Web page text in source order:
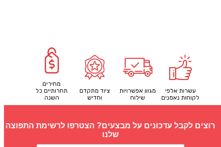
מחירים
תחרותיים כל
השנה
ציוד מתקדם
וחדיש
מגוון אפשרויות
שילוח
עשרות אלפי
לקוחות נאמנים
רוצים לקבל עדכונים על מבצעים? הצטרפו לרשימת התפוצה
שלנו